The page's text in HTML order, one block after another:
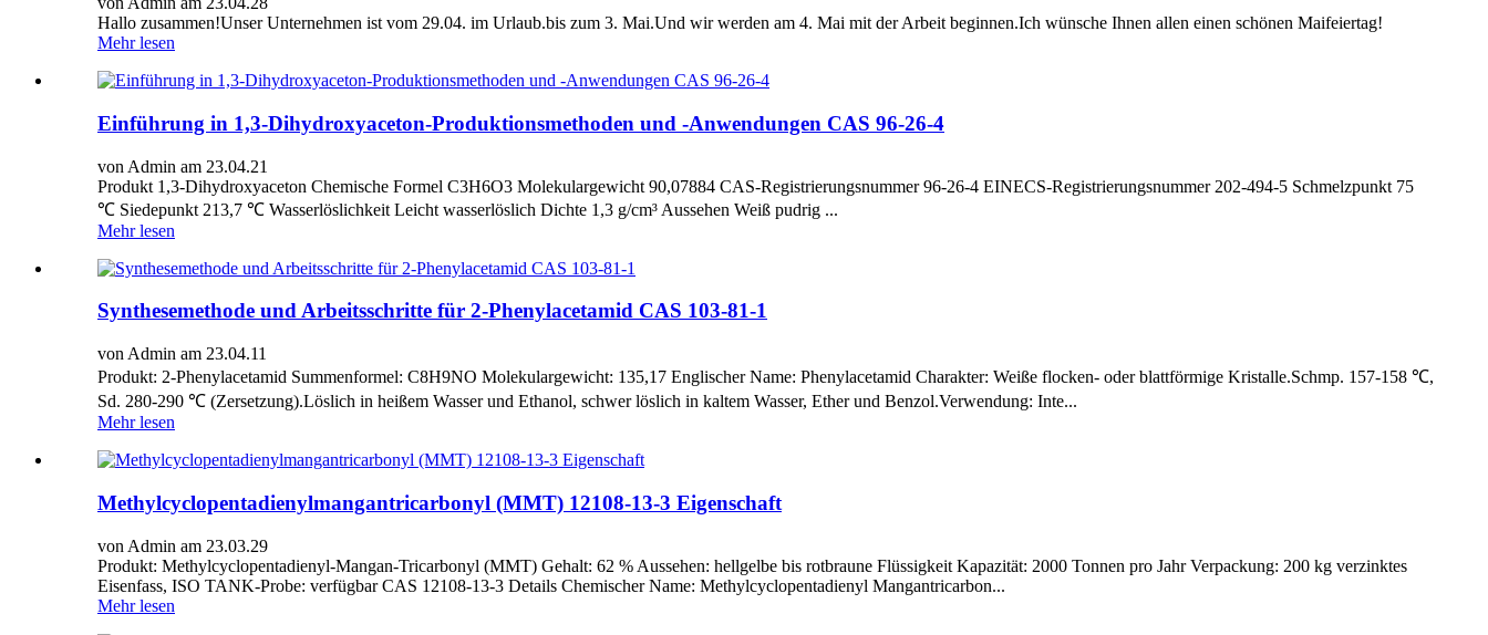
Hallo zusammen!Unser Unternehmen ist vom 29.04. im Urlaub.bis zum 3. Mai.Und wir werden am 4. Mai mit der Arbeit beginnen.Ich wünsche Ihnen allen einen schönen Maifeiertag!
Mehr lesen
Einführung in 1,3-Dihydroxyaceton-Produktionsmethoden und -Anwendungen CAS 96-26-4
von Admin am 23.04.21
Produkt 1,3-Dihydroxyaceton Chemische Formel C3H6O3 Molekulargewicht 90,07884 CAS-Registrierungsnummer 96-26-4 EINECS-Registrierungsnummer 202-494-5 Schmelzpunkt 75
℃ Siedepunkt 213,7 ℃ Wasserlöslichkeit Leicht wasserlöslich Dichte 1,3 g/cm³ Aussehen Weiß pudrig ...
Mehr lesen
Synthesemethode und Arbeitsschritte für 2-Phenylacetamid CAS 103-81-1
von Admin am 23.04.11
Produkt: 2-Phenylacetamid Summenformel: C8H9NO Molekulargewicht: 135,17 Englischer Name: Phenylacetamid Charakter: Weiße flocken- oder blattförmige Kristalle.Schmp. 157-158 ℃,
Sd. 280-290 ℃ (Zersetzung).Löslich in heißem Wasser und Ethanol, schwer löslich in kaltem Wasser, Ether und Benzol.Verwendung: Inte...
Mehr lesen
Methylcyclopentadienylmangantricarbonyl (MMT) 12108-13-3 Eigenschaft
von Admin am 23.03.29
Produkt: Methylcyclopentadienyl-Mangan-Tricarbonyl (MMT) Gehalt: 62 % Aussehen: hellgelbe bis rotbraune Flüssigkeit Kapazität: 2000 Tonnen pro Jahr Verpackung: 200 kg verzinktes
Eisenfass, ISO TANK-Probe: verfügbar CAS 12108-13-3 Details Chemischer Name: Methylcyclopentadienyl Mangantricarbon...
Mehr lesen